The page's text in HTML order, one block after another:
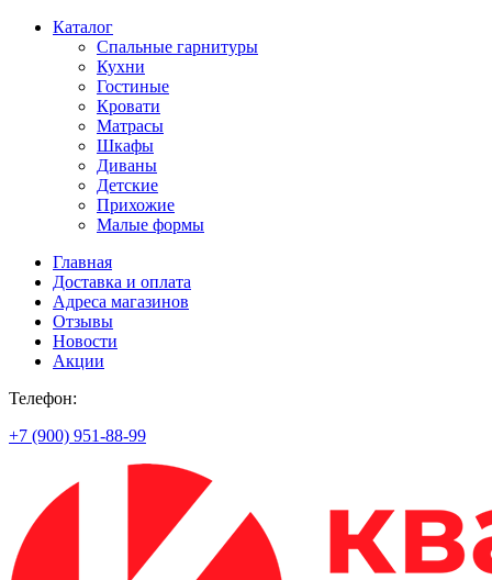
Каталог
Спальные гарнитуры
Кухни
Гостиные
Кровати
Матрасы
Шкафы
Диваны
Детские
Прихожие
Малые формы
Главная
Доставка и оплата
Адреса магазинов
Отзывы
Новости
Акции
Телефон:
+7 (900) 951-88-99